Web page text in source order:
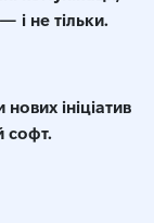
і не тільки.
ініціатив
софт.